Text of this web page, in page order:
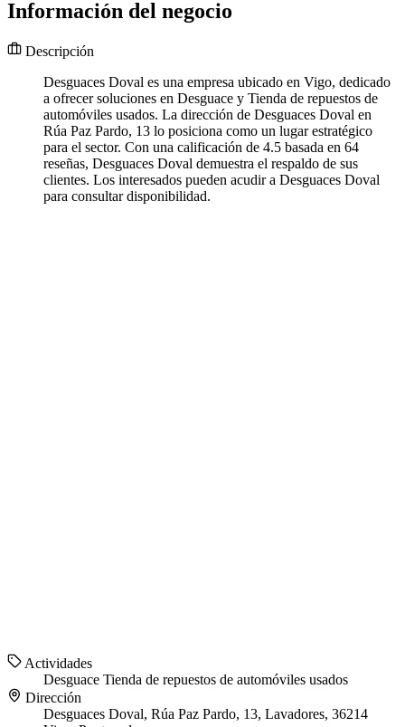
Información del negocio
Descripción
Desguaces Doval es una empresa ubicado en Vigo, dedicado
a ofrecer soluciones en Desguace y Tienda de repuestos de
automóviles usados. La dirección de Desguaces Doval en
Rúa Paz Pardo, 13 lo posiciona como un lugar estratégico
para el sector. Con una calificación de 4.5 basada en 64
reseñas, Desguaces Doval demuestra el respaldo de sus
clientes. Los interesados pueden acudir a Desguaces Doval
para consultar disponibilidad.
Actividades
Desguace Tienda de repuestos de automóviles usados
Dirección
Desguaces Doval, Rúa Paz Pardo, 13, Lavadores, 36214